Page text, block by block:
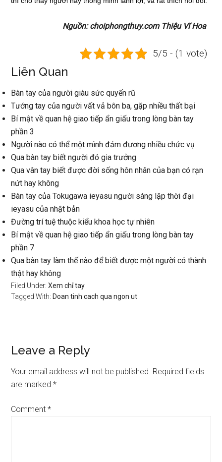
Nguồn: choiphongthuy.com Thiệu Vĩ Hoa
5/5 - (1 vote)
Liên Quan
Bàn tay của người giàu sức quyến rũ
Tướng tay của người vất vả bôn ba, gặp nhiều thất bại
Bí mật về quan hệ giao tiếp ẩn giấu trong lòng bàn tay
phần 3
Người nào có thể một mình đảm đương nhiều chức vụ
Qua bàn tay biết người đó gia trưởng
Qua vân tay biết được đời sống hôn nhân của bạn có rạn
nứt hay không
Bàn tay của Tokugawa ieyasu người sáng lập thời đại
ieyasu của nhật bản
Đường trí tuệ thuộc kiểu khoa học tự nhiên
Bí mật về quan hệ giao tiếp ẩn giấu trong lòng bàn tay
phần 7
Qua bàn tay làm thế nào để biết được một người có thành
thật hay không
Filed Under:Xem chỉ tay
Tagged With: Doan tinh cach qua ngon ut
Reader
Interactions
Leave a Reply
Your email address will not be published. Required fields
are marked*
Comment*